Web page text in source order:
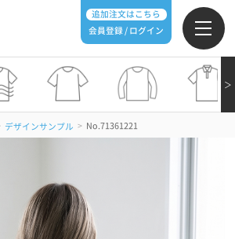
追加注文はこちら
会員登録 / ログイン
＞
デザインサンプル > No.71361221